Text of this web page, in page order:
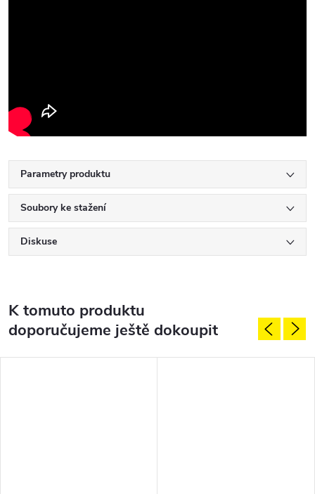
Parametry produktu
Soubory ke stažení
Diskuse
K tomuto produktu
doporučujeme ještě dokoupit